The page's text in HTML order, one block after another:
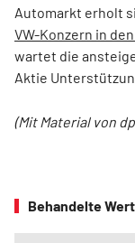
Automarkt erholt
VW-Konzern in
wartet die
Aktie
(Mit Material von
Behandelte